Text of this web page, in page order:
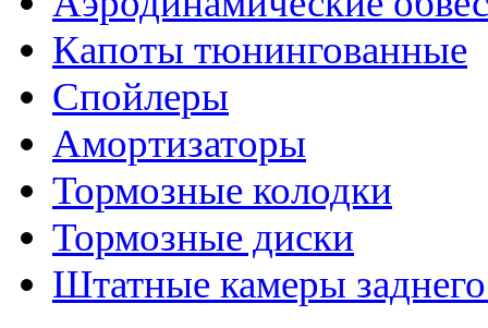
Капоты тюнингованные
Спойлеры
Амортизаторы
Тормозные колодки
Тормозные диски
Штатные камеры